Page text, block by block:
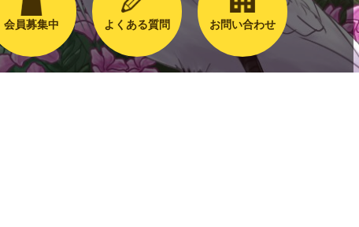
会員募集中 よくある質問 お問い合わせ